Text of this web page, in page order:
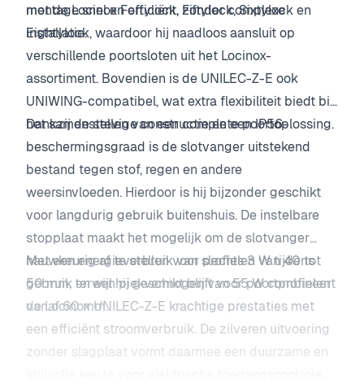
montage snel en efficiënt, zonder complexe
installatie.
met de Locinox Fortylock, Fiftylock, Sixtylock en
Eightylock, waardoor hij naadloos aansluit op
verschillende poortsloten uit het Locinox-
assortiment. Bovendien is de UNILEC-Z-E ook
UNIWING-compatibel, wat extra flexibiliteit biedt bij
het samenstellen van een complete poortoplossing.
Dankzij de stevige constructie en een IP56-
beschermingsgraad is de slotvanger uitstekend
bestand tegen stof, regen en andere
weersinvloeden. Hierdoor is hij bijzonder geschikt
voor langdurig gebruik buitenshuis. De instelbare
stopplaat maakt het mogelijk om de slotvanger
nauwkeurig af te stellen voor profielen van 40 tot
50 mm, terwijl hij geschikt blijft voor poortprofielen
vanaf 60 mm.
Met een energieverbruik van slechts 3 W tijdens
gebruik en een piekvermogen van 55 W combineert
de Locinox UNILEC-Z-E krachtige prestaties met
een efficiënt stroomverbruik. De zilveren uitvoering
zonder slagplaat vormt daarmee een duurzame en